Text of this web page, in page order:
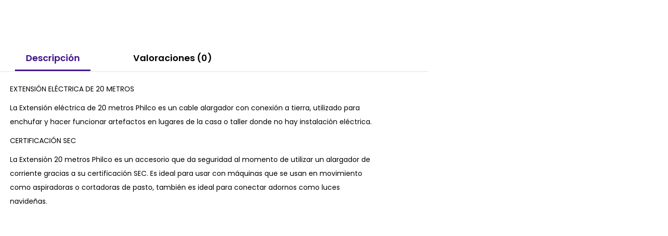
Descripción Valoraciones (0)
EXTENSIÓN ELÉCTRICA DE 20 METROS
La Extensión eléctrica de 20 metros Philco es un cable alargador con conexión a tierra, utilizado para
enchufar y hacer funcionar artefactos en lugares de la casa o taller donde no hay instalación eléctrica.
CERTIFICACIÓN SEC
La Extensión 20 metros Philco es un accesorio que da seguridad al momento de utilizar un alargador de
corriente gracias a su certificación SEC. Es ideal para usar con máquinas que se usan en movimiento
como aspiradoras o cortadoras de pasto, también es ideal para conectar adornos como luces
navideñas.